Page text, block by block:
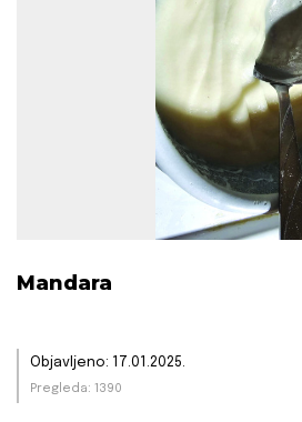
Mandara
Objavljeno: 17.01.2025.
Pregleda: 1390